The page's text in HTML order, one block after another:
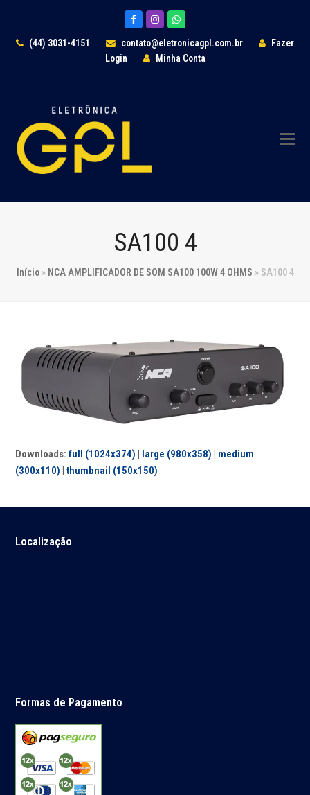
FacebookInstagramWhatsapp
(44) 3031-4151 contato@eletronicagpl.com.br
Fazer
Login
Minha Conta
SA100 4
Início» NCA AMPLIFICADOR DE SOM SA100 100W 4 OHMS » SA100 4
Downloads:full (1024x374) | large (980x358) | medium
(300x110) |thumbnail (150x150)
Localização
Formas de Pagamento